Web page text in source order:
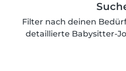
Filter nach deinen
detaillierte Babysitter-